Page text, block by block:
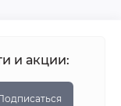
и акции: